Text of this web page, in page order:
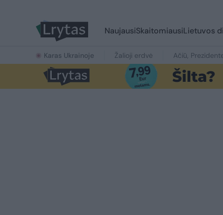
NaujausiSkaitomiausiLietuvos
Karas Ukrainoje Žalioji erdvė Ačiū,